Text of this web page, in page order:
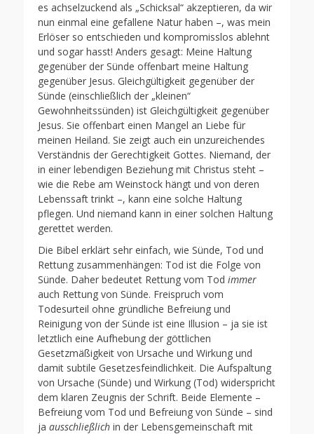
es achselzuckend als „Schicksal“ akzeptieren, da wir
nun einmal eine gefallene Natur haben –, was mein
Erlöser so entschieden und kompromisslos ablehnt
und sogar hasst! Anders gesagt: Meine Haltung
gegenüber der Sünde offenbart meine Haltung
gegenüber Jesus. Gleichgültigkeit gegenüber der
Sünde (einschließlich der „kleinen“
Gewohnheitssünden) ist Gleichgültigkeit gegenüber
Jesus. Sie offenbart einen Mangel an Liebe für
meinen Heiland. Sie zeigt auch ein unzureichendes
Verständnis der Gerechtigkeit Gottes. Niemand, der
in einer lebendigen Beziehung mit Christus steht –
wie die Rebe am Weinstock hängt und von deren
Lebenssaft trinkt –, kann eine solche Haltung
pflegen. Und niemand kann in einer solchen Haltung
gerettet werden.
Die Bibel erklärt sehr einfach, wie Sünde, Tod und
Rettung zusammenhängen: Tod ist die Folge von
Sünde. Daher bedeutet Rettung vom Tod immer
auch Rettung von Sünde. Freispruch vom
Todesurteil ohne gründliche Befreiung und
Reinigung von der Sünde ist eine Illusion – ja sie ist
letztlich eine Aufhebung der göttlichen
Gesetzmäßigkeit von Ursache und Wirkung und
damit subtile Gesetzesfeindlichkeit. Die Aufspaltung
von Ursache (Sünde) und Wirkung (Tod) widerspricht
dem klaren Zeugnis der Schrift. Beide Elemente –
Befreiung vom Tod und Befreiung von Sünde – sind
ja ausschließlich in der Lebensgemeinschaft mit